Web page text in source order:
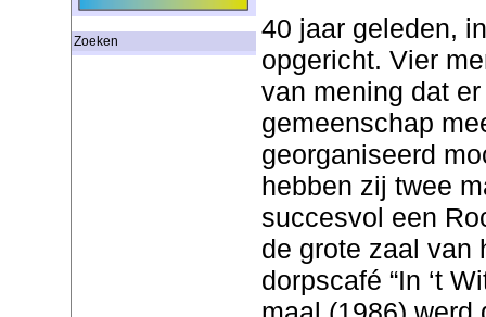
Zoeken
40 jaar geleden,
opgericht. Vier
van mening dat
gemeenschap
georganiseerd
hebben zij twee
succesvol een
de grote zaal van
dorpscafé “In ‘t